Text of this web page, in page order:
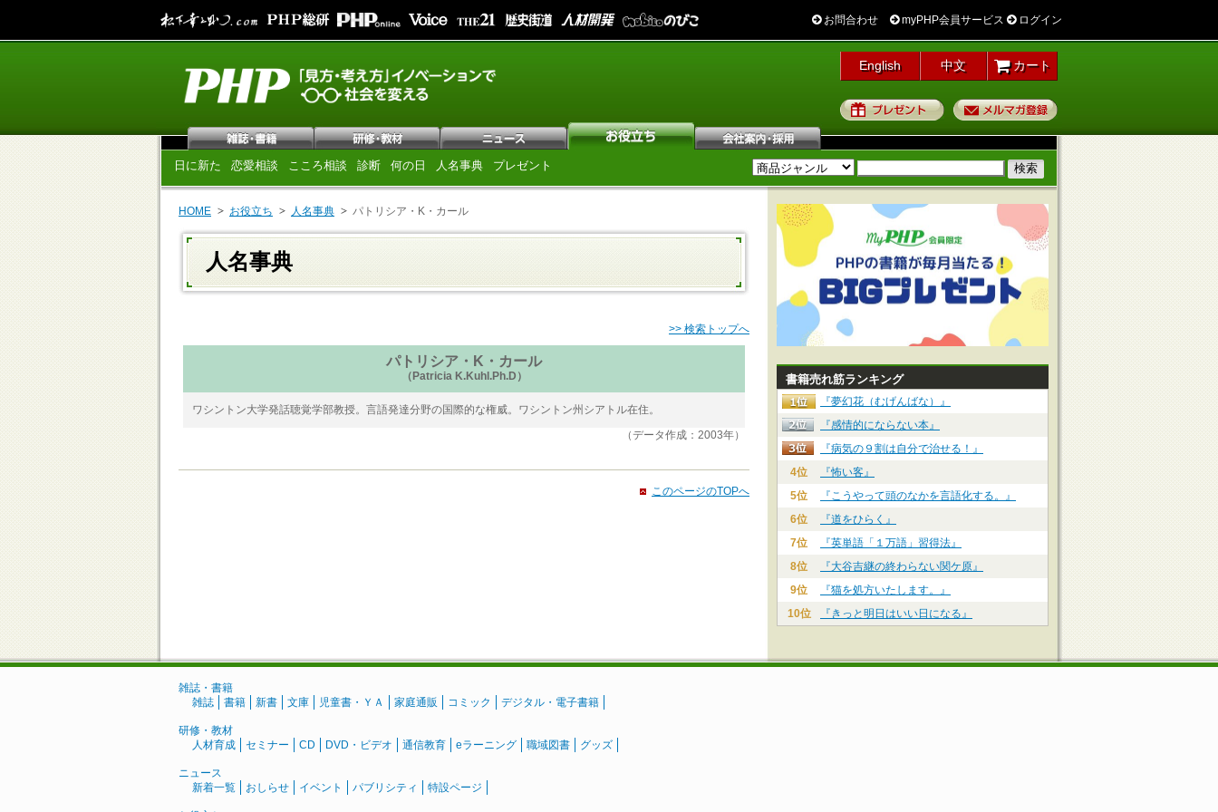
お問合わせ myPHP会員サービス ログイン
English 中文 カート
プレゼント
日に新た 恋愛相談 こころ相談 診断 何の日 人名事典 プレゼント
HOME お役立ち 人名事典 パトリシア・K・カール
人名事典
>> 検索トップへ
パトリシア・K・カール
（Patricia K.Kuhl.Ph.D）
ワシントン大学発話聴覚学部教授。言語発達分野の国際的な権威。ワシントン州シアトル在住。
（データ作成：2003年）
このページのTOPへ
書籍売れ筋ランキング
『夢幻花（むげんばな）』
『感情的にならない本』
『病気の９割は自分で治せる！』
4位
『怖い客』
5位
『こうやって頭のなかを言語化する。』
6位
『道をひらく』
7位
『英単語「１万語」習得法』
8位
『大谷吉継の終わらない関ケ原』
9位
『猫を処方いたします。』
10位
『きっと明日はいい日になる』
雑誌・書籍
雑誌
書籍 新書 文庫 児童書・ＹＡ 家庭通販 コミック デジタル・電子書籍
研修・教材
人材育成
セミナー CD DVD・ビデオ 通信教育 eラーニング 職域図書 グッズ
ニュース
新着一覧
おしらせ イベント パブリシティ 特設ページ